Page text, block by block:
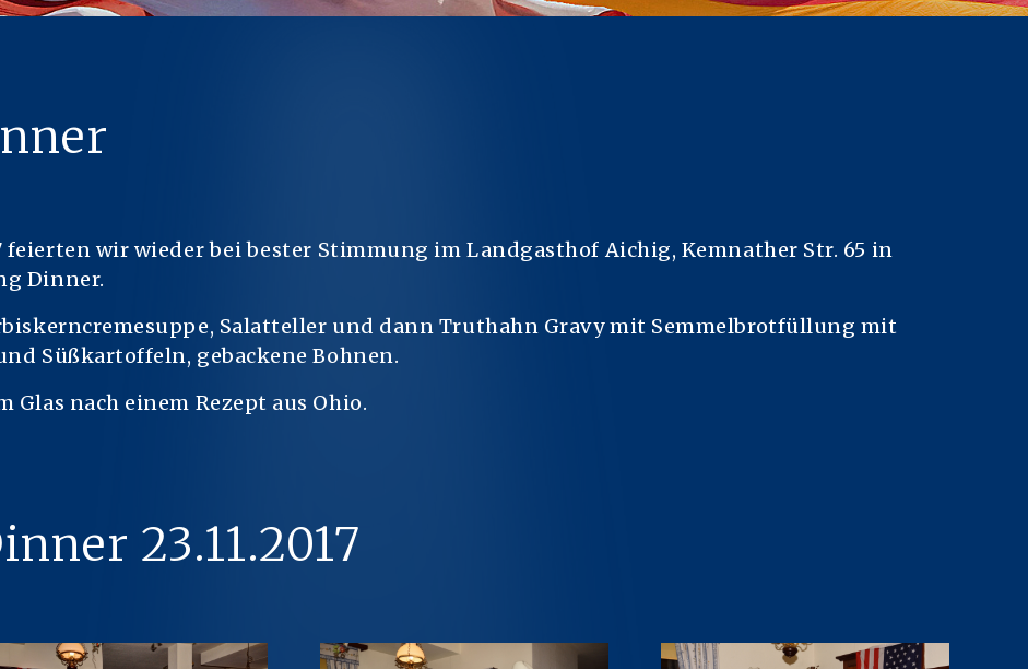
feierten wir wieder bei bester Stimmung im Landgasthof Aichig, Kemnather Str. 65 in
Dinner.
Salatteller und dann Truthahn Gravy mit Semmelbrotfüllung mit
Süßkartoffeln, gebackene Bohnen.
Glas nach einem Rezept aus Ohio.
23.11.2017